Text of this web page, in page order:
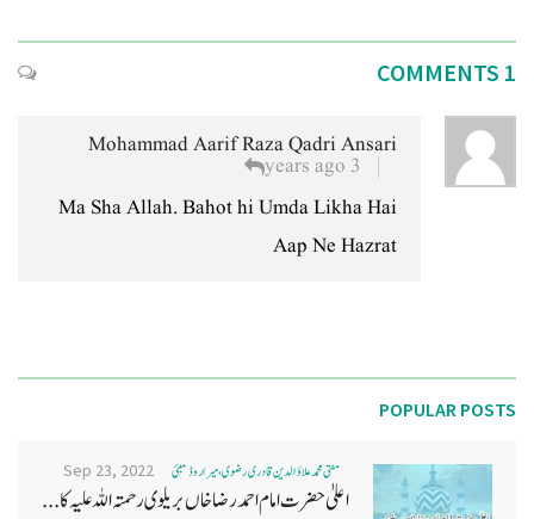
1 COMMENTS
Mohammad Aarif Raza Qadri Ansari
3 years ago
Ma Sha Allah. Bahot hi Umda Likha Hai
Aap Ne Hazrat
POPULAR POSTS
مفتی محمد علاؤ الدین قادری رضوی ، میرا روڈ ممبئی Sep 23, 2022
اعلیٰ حضرت امام احمد رضا خاں بر یلو ی رحمتہ اللہ علیہ کا...